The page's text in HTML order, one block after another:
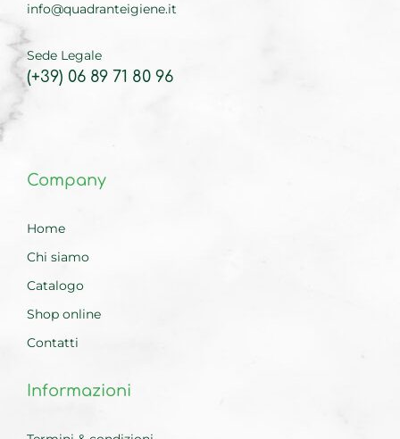
info@quadranteigiene.it
Sede Legale
(+39) 06 89 71 80 96
Company
Home
Chi siamo
Catalogo
Shop online
Contatti
Informazioni